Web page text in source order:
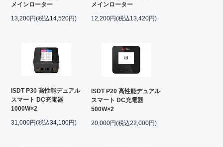
メインローター
13,200円(税込14,520円)
メインローター
12,200円(税込13,420円)
ISDT P30 高性能デュアル
スマート DC充電器
1000W×2
31,000円(税込34,100円)
ISDT P20 高性能デュアル
スマート DC充電器
500W×2
20,000円(税込22,000円)